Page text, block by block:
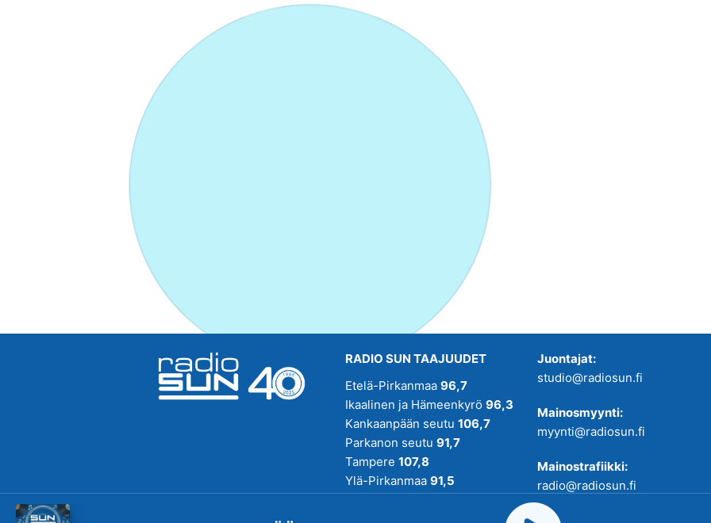
RADIO SUN TAAJUUDET
Etelä-Pirkanmaa 96,7
Ikaalinen ja Hämeenkyrö 96,3
Kankaanpään seutu 106,7
Parkanon seutu 91,7
Tampere 107,8
Ylä-Pirkanmaa 91,5
Pirmedioita.
Juontajat:
studio@radiosun.fi
Mainosmyynti:
myynti@radiosun.fi
Mainostrafiikki:
radio@radiosun.fi